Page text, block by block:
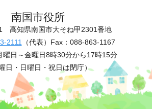
南国市役所
高知県南国市大そね甲2301番地
2111 （代表） Fax：088-863-1167
曜日～金曜日8時30分から17時15分
曜日・日曜日・祝日は閉庁）